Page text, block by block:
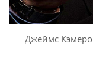
Джеймс